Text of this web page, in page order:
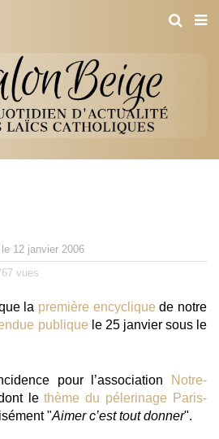
le 12 janvier 2006
vues
la première encyclique de notre
publique le 25 janvier sous le
pour l’association
Notre-
lethème du pélerinage Paris-
"Aimer c’est tout donner".